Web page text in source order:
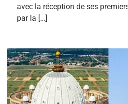
avec la réception de ses
par la […]